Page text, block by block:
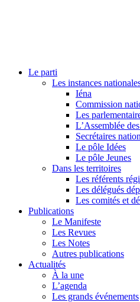
Le parti
Les instances
Iéna
Commission
Les
L’Assemblée
Secrétaires
Le pôle Idées
Le pôle Jeunes
Dans les territoires
Les référents
Les délégués
Les comités et
Publications
Le Manifeste
Les Revues
Les Notes
Autres publications
Actualités
À la une
L’agenda
Les grands événements